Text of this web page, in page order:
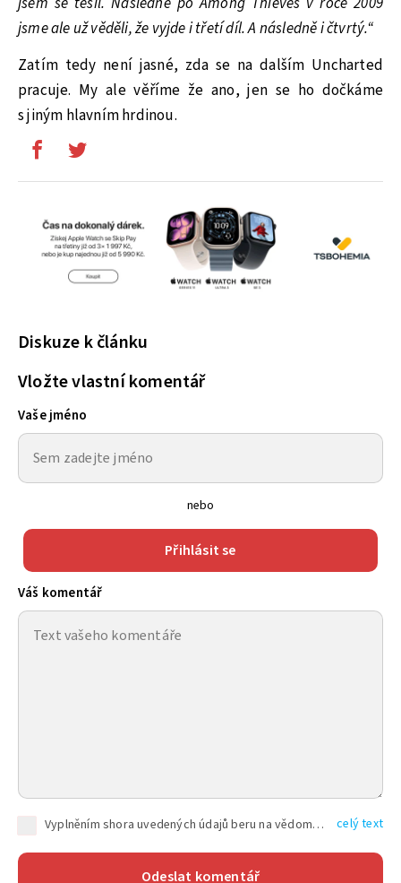
jsme ale už věděli, že vyjde i třetí díl. A následně i čtvrtý.“
Zatím tedy není jasné, zda se na dalším Uncharted
pracuje. My ale věříme že ano, jen se ho dočkáme
s jiným hlavním hrdinou.
Diskuze k článku
Vložte vlastní komentář
Vaše jméno
nebo
Přihlásit se
Váš komentář
Vyplněním shora uvedených údajů beru na vědomí, že společnost TEXT FACTORY s.r.o., sídlem Brno, Durďákova 336/29, Černá Pole, PSČ: 613 00, IČ: 06157831, zapsané u Krajského soudu v Brně, oddíl C, vložka 100399, bude zpracovávat mé osobní údaje uvedené v rámci mnou vyplněného registračního formuláře na základě oprávněných zájmů TEXT FACTORY s.r.o. dle čl. 6 odst. 1 písm. f) GDPR a pro splnění právních povinností (čl. 6 odst. 1 písm. c) GDPR), a to pro tyto účely: nezbytnost zajistit oprávnění návštěvníka webových stránek provozovaných společností TEXT FACTORY s.r.o. přispívat aktivně ke zveřejněným článkům nebo v rámci diskusních fór a výkon práv TEXT FACTORY s.r.o. jako administrátora těchto diskusních fór. Více informací o zpracování osobních údajů a právech lze nalézt v celý text